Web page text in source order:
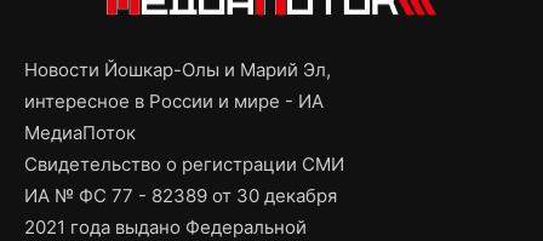
Новости Йошкар-Олы и Марий Эл,
интересное в России и мире - ИА
МедиаПоток
Свидетельство о регистрации СМИ
ИА № ФС 77 - 82389 от 30 декабря
2021 года выдано Федеральной